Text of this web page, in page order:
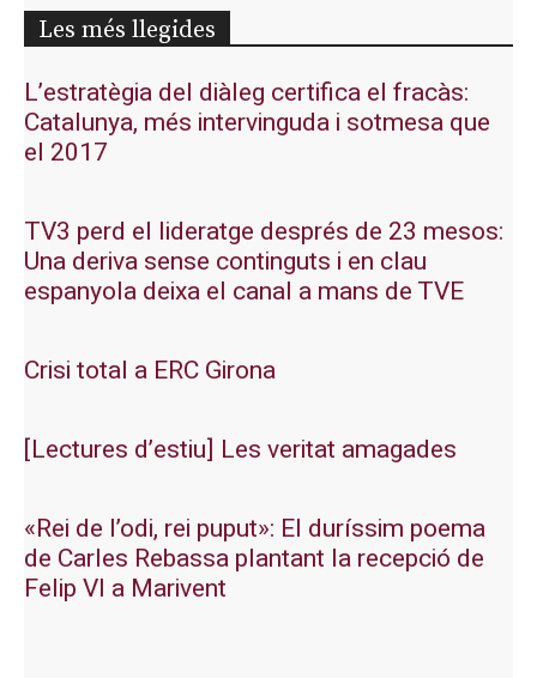
Les més llegides
L’estratègia del diàleg certifica el fracàs:
Catalunya, més intervinguda i sotmesa que
el 2017
TV3 perd el lideratge després de 23 mesos:
Una deriva sense continguts i en clau
espanyola deixa el canal a mans de TVE
Crisi total a ERC Girona
[Lectures d’estiu] Les veritat amagades
«Rei de l’odi, rei puput»: El duríssim poema
de Carles Rebassa plantant la recepció de
Felip VI a Marivent